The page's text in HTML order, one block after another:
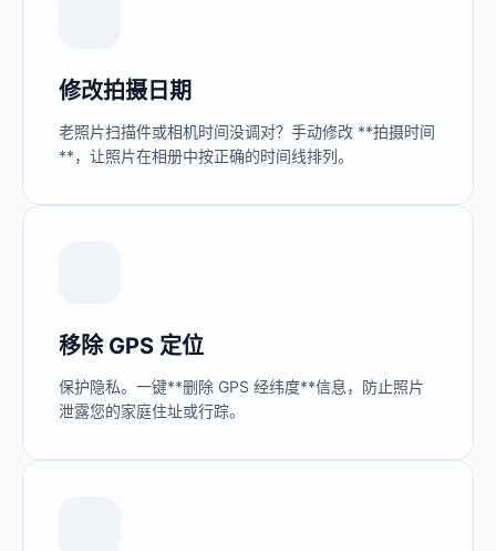
修改拍摄日期
老照片扫描件或相机时间没调对？手动修改 **拍摄时间
**，让照片在相册中按正确的时间线排列。
移除 GPS 定位
保护隐私。一键**删除 GPS 经纬度**信息，防止照片
泄露您的家庭住址或行踪。